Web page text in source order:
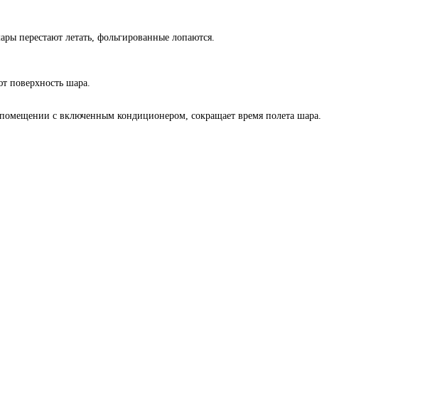
перестают летать, фольгированные лопаются.
поверхность шара.
с включенным кондиционером, сокращает время полета шара.